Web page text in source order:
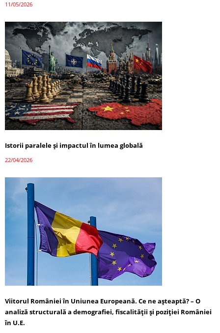
11/05/2026
Istorii paralele și impactul în lumea globală
22/04/2026
Viitorul României în Uniunea Europeană. Ce ne așteaptă? – O
analiză structurală a demografiei, fiscalității și poziției României
în U.E.